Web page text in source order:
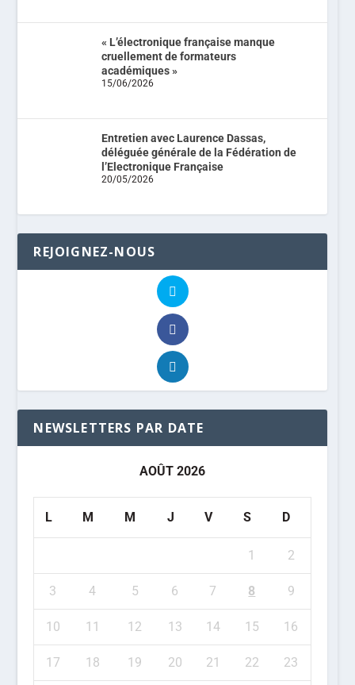
« L’électronique française manque
cruellement de formateurs
académiques »
15/06/2026
Entretien avec Laurence Dassas,
déléguée générale de la Fédération de
l’Electronique Française
20/05/2026
REJOIGNEZ-NOUS
NEWSLETTERS PAR DATE
AOÛT 2026
L M M J V S D
1 2
3 4 5 6 7 8 9
10 11 12 13 14 15 16
17 18 19 20 21 22 23